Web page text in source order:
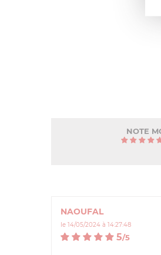
NOTE
NAOUFAL
le 14/05/2024 à 14:27:48
5/5